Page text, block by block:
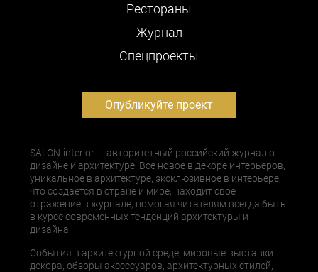
Рестораны
Журнал
Cпецпроекты
Опубликуйте проект
SALON-interior — авторитетный российский журнал о
дизайне и архитектуре. Все новое в декоре интерьеров,
уникальное в архитектуре, эксклюзивное в интерьере,
что создается в стране и мире, находит свое
отражение в журнале, помогая читателям всегда быть
в курсе современных тенденций архитектуры и
дизайна.
События в архитектурной среде, мировые выставки
декора, обзоры аксессуаров, архитектурных стилей,